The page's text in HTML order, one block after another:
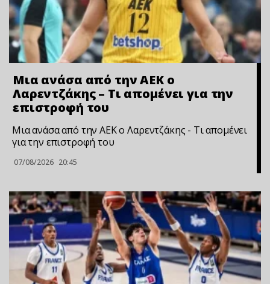
Μια ανάσα από την ΑΕΚ ο
Λαρεντζάκης – Τι απομένει για την
επιστροφή του
Μια ανάσα από την ΑΕΚ ο Λαρεντζάκης - Τι απομένει
για την επιστροφή του
07/08/2026 20:45